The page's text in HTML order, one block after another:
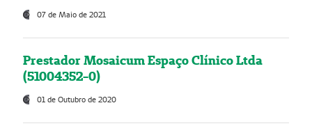
07 de Maio de 2021
Prestador Mosaicum Espaço Clínico Ltda
(51004352-0)
01 de Outubro de 2020